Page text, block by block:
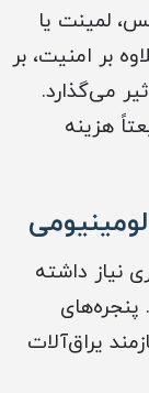
لمینت یا
بر امنیت، بر
می‌گذارد.
هزینه
نیاز داشته
یراق‌آلات